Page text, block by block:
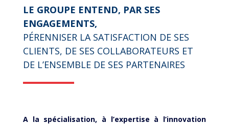
LE GROUPE ENTEND, PAR SES
ENGAGEMENTS,
PÉRENNISER LA SATISFACTION DE SES
CLIENTS, DE SES COLLABORATEURS ET
DE L’ENSEMBLE DE SES PARTENAIRES
A la spécialisation, à l’expertise à l’innovation